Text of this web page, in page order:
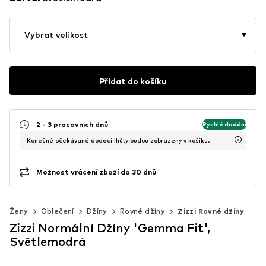
Vybrat velikost
Přidat do košíku
2 - 3 pracovních dnů Rychlé dodání
Konečné očekávané dodací lhůty budou zobrazeny v košíku.
Možnost vrácení zboží do 30 dnů
Ženy Oblečení Džíny Rovné džíny Zizzi Rovné džíny
Zizzi Normální Džíny 'Gemma Fit',
Světlemodrá